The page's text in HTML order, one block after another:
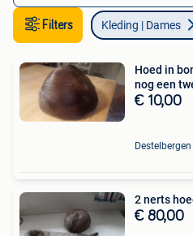
Filters Kleding | Dames
Hoed in bont
nog een
€ 10,00
Destelbergen
2 nerts
€ 80,00